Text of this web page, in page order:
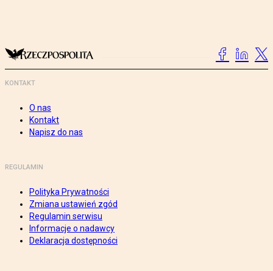
KONTAKT
O nas
Kontakt
Napisz do nas
REGULAMIN
Polityka Prywatności
Zmiana ustawień zgód
Regulamin serwisu
Informacje o nadawcy
Deklaracja dostępności